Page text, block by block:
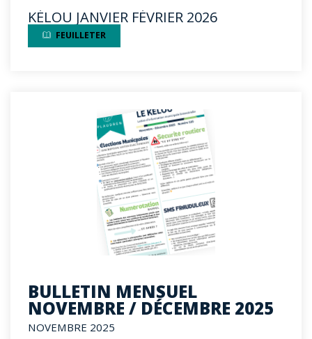
KÉLOU JANVIER FÉVRIER 2026
FEUILLETER
BULLETIN MENSUEL
NOVEMBRE / DÉCEMBRE 2025
NOVEMBRE 2025